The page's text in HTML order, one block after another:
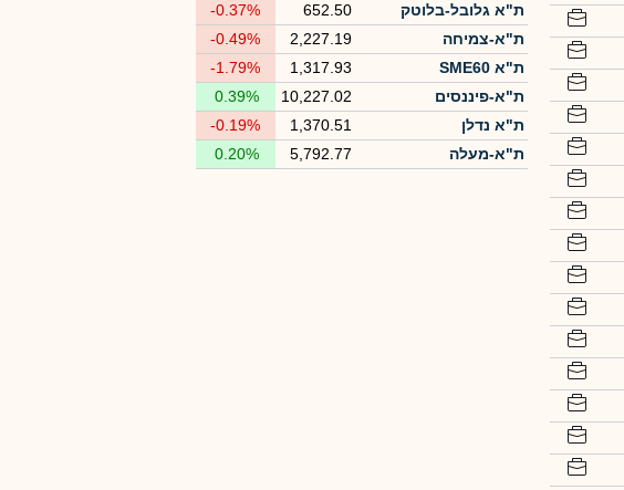
ת"א גלובל-בלוטק
652.50
-0.37%
ת"א-צמיחה
2,227.19
-0.49%
ת"א SME60
1,317.93
-1.79%
ת"א-פיננסים
10,227.02
0.39%
ת"א נדלן
1,370.51
-0.19%
ת"א-מעלה
5,792.77
0.20%